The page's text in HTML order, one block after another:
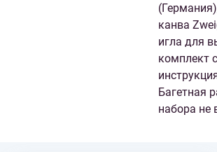
канва
игла для
комплект
Багетная
набора не